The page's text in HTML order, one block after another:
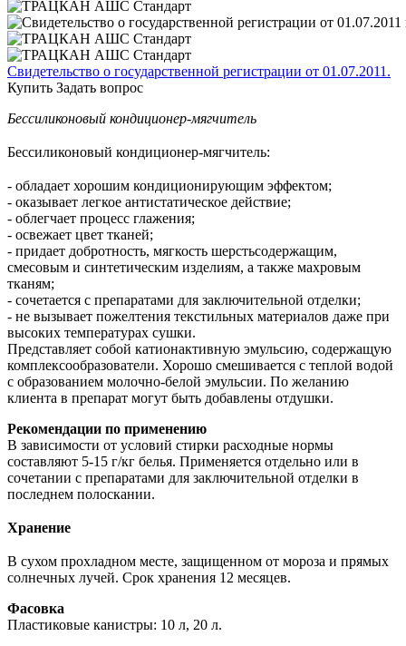
Свидетельство о государственной регистрации от 01.07.2011.
Купить Задать вопрос
Бессиликоновый кондиционер-мягчитель
Бессиликоновый кондиционер-мягчитель:
- обладает хорошим кондиционирующим эффектом;
- оказывает легкое антистатическое действие;
- облегчает процесс глажения;
- освежает цвет тканей;
- придает добротность, мягкость шерстьсодержащим,
смесовым и синтетическим изделиям, а также махровым
тканям;
- сочетается с препаратами для заключительной отделки;
- не вызывает пожелтения текстильных материалов даже при
высоких температурах сушки.
Представляет собой катионактивную эмульсию, содержащую
комплексообразователи. Хорошо смешивается с теплой водой
с образованием молочно-белой эмульсии. По желанию
клиента в препарат могут быть добавлены отдушки.
Рекомендации по применению
В зависимости от условий стирки расходные нормы
составляют 5-15 г/кг белья. Применяется отдельно или в
сочетании с препаратами для заключительной отделки в
последнем полоскании.
Хранение
В сухом прохладном месте, защищенном от мороза и прямых
солнечных лучей. Срок хранения 12 месяцев.
Фасовка
Пластиковые канистры: 10 л, 20 л.